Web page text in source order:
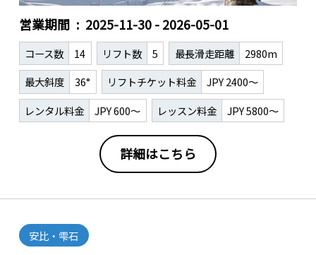
営業期間 2025-11-30 - 2026-05-01
コース数 14 リフト数 5 最長滑走距離
2980m
最大斜度
36° リフトチケット料金
JPY 2400～
レンタル料金
JPY 600～ レッスン料金 JPY 5800～
詳細はこちら
安比・雫石